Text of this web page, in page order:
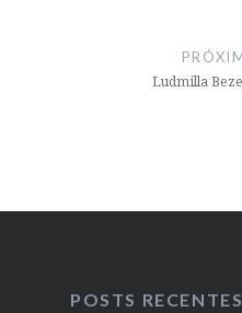
Ludmilla
POSTS RECENTES